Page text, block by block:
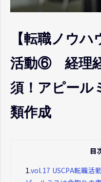
【転職ノウ
活動⑥ 経理
須！アピール
類作成
目
1.vol.17 USCPA転職活